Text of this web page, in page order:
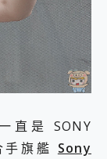
直是 SONY
旗艦 Sony